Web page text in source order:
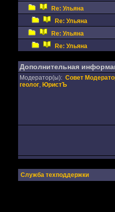
Re: Ульяна
Re: Ульяна
Re: Ульяна
Re: Ульяна
Дополнительная
Модератор(ы): Совет
геолог, ЮристЪ
Служба техподдержки